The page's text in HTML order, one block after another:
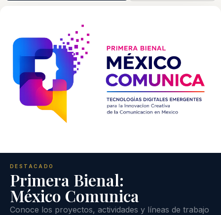
DESTACADO
Primera Bienal:
México Comunica
Conoce los proyectos, actividades y líneas de trabajo